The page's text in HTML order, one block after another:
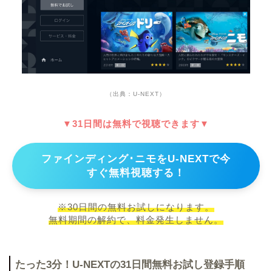
（出典：U-NEXT）
▼31日間は無料で視聴できます▼
ファインディング･ニモをU-NEXTで今
すぐ無料視聴する！
※30日間の無料お試しになります。
無料期間の解約で、料金発生しません。
たった3分！U-NEXTの31日間無料お試し登録手順